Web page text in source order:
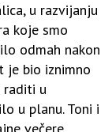
u razvijanju
koje smo
odmah nakon
je bio iznimno
raditi u
u planu. Toni i